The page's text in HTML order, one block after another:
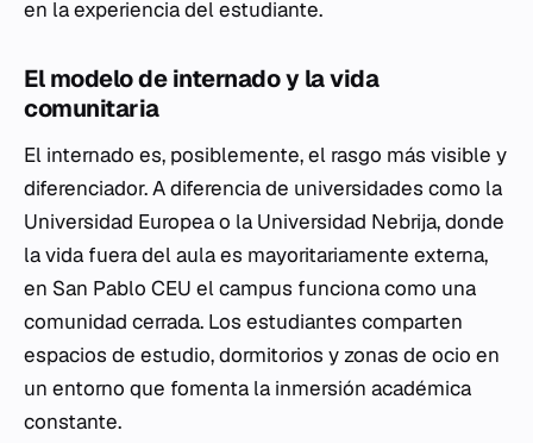
en la experiencia del estudiante.
El modelo de internado y la vida
comunitaria
El internado es, posiblemente, el rasgo más visible y
diferenciador. A diferencia de universidades como la
Universidad Europea o la Universidad Nebrija, donde
la vida fuera del aula es mayoritariamente externa,
en San Pablo CEU el campus funciona como una
comunidad cerrada. Los estudiantes comparten
espacios de estudio, dormitorios y zonas de ocio en
un entorno que fomenta la inmersión académica
constante.